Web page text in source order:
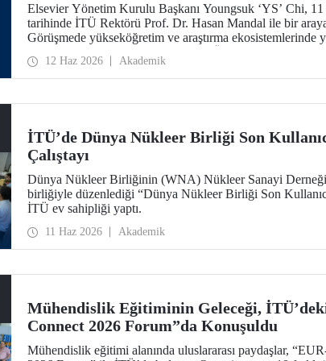
Elsevier Yönetim Kurulu Başkanı Youngsuk ‘YS’ Chi,
tarihinde İTÜ Rektörü Prof. Dr. Hasan Mandal ile bir
Görüşmede yükseköğretim ve araştırma ekosistemlerinde
görüş alışverişleri yapıldı.
12 Haz 2026 Akademik
İTÜ’de Dünya Nükleer Birliği Son
Çalıştayı
Dünya Nükleer Birliğinin (WNA) Nükleer Sanayi
birliğiyle düzenlediği “Dünya Nükleer Birliği Son
İTÜ ev sahipliği yaptı.
11 Haz 2026 Akademik
Mühendislik Eğitiminin Geleceği,
Connect 2026 Forum”da Konuşuldu
Mühendislik eğitimi alanında uluslararası paydaşlar,